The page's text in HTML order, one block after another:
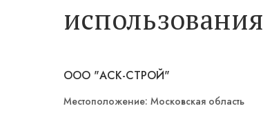
использования
ООО "АСК-СТРОЙ"
Местоположение: Московская область